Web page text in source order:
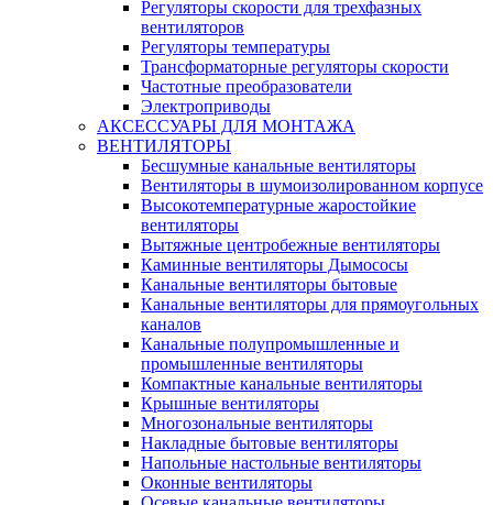
Регуляторы скорости для трехфазных
вентиляторов
Регуляторы температуры
Трансформаторные регуляторы скорости
Частотные преобразователи
Электроприводы
АКСЕССУАРЫ ДЛЯ МОНТАЖА
ВЕНТИЛЯТОРЫ
Бесшумные канальные вентиляторы
Вентиляторы в шумоизолированном корпусе
Высокотемпературные жаростойкие
вентиляторы
Вытяжные центробежные вентиляторы
Каминные вентиляторы Дымососы
Канальные вентиляторы бытовые
Канальные вентиляторы для прямоугольных
каналов
Канальные полупромышленные и
промышленные вентиляторы
Компактные канальные вентиляторы
Крышные вентиляторы
Многозональные вентиляторы
Накладные бытовые вентиляторы
Напольные настольные вентиляторы
Оконные вентиляторы